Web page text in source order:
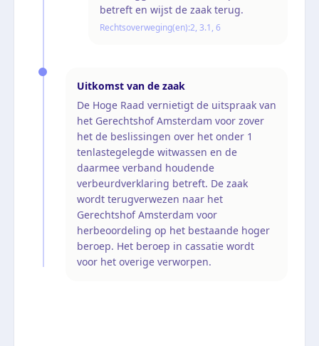
betreft en wijst de zaak terug.
Rechtsoverweging(en):2, 3.1, 6
Uitkomst van de zaak
De Hoge Raad vernietigt de uitspraak van
het Gerechtshof Amsterdam voor zover
het de beslissingen over het onder 1
tenlastegelegde witwassen en de
daarmee verband houdende
verbeurdverklaring betreft. De zaak
wordt terugverwezen naar het
Gerechtshof Amsterdam voor
herbeoordeling op het bestaande hoger
beroep. Het beroep in cassatie wordt
voor het overige verworpen.